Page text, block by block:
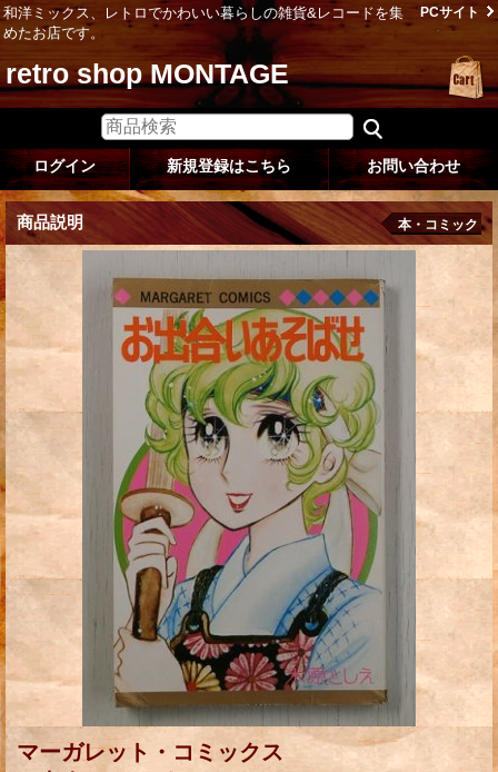
和洋ミックス、レトロでかわいい暮らしの雑貨&レコードを集
めたお店です。
PCサイト
retro shop MONTAGE
ログイン 新規登録はこちら お問い合わせ
商品説明 本・コミック
マーガレット・コミックス